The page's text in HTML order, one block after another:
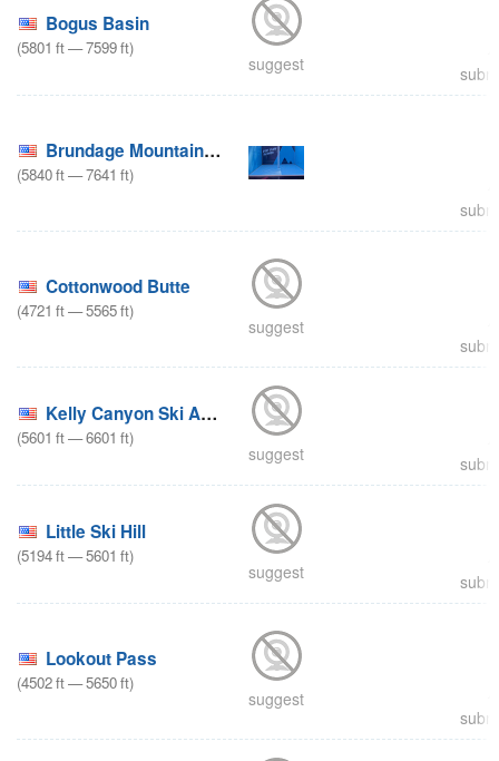
Bogus Basin
(5801 ft—7599ft)
suggest
Brundage Mountain Resort
(5840ft—7641 ft)
Cottonwood Butte
(4721 ft—5565ft)
suggest
Kelly Canyon Ski Area
(5601 ft—6601 ft)
suggest
Little Ski Hill
(5194ft—5601 ft)
suggest
Lookout Pass
(4502ft—5650ft)
suggest